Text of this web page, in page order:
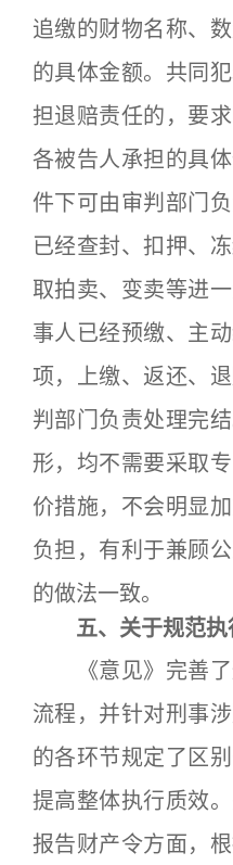
追缴的财物名称、
的具体金额。共同
担退赔责任的，要
各被告人承担的具
件下可由审判部门
已经查封、扣押、
取拍卖、变卖等进
事人已经预缴、主
项，上缴、返还、
判部门负责处理完
形，均不需要采取
价措施，不会明显
负担，有利于兼顾
的做法一致。
五、关于规范执
《意见》完善了
流程，并针对刑事
的各环节规定了区
提高整体执行质效
报告财产令方面，